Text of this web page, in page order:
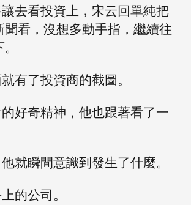
去看投資上，宋云回單純把
看，沒想多動手指，繼續往
有了投資商的截圖。
好奇精神，他也跟著看了一
就瞬間意識到發生了什麼。
的公司。